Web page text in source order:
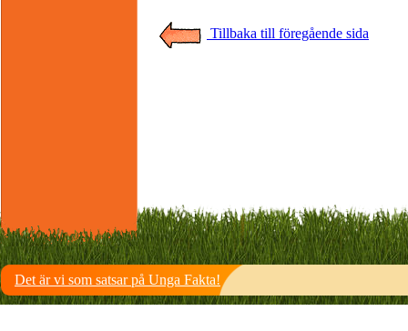
Tillbaka till föregående sida
Det är vi som satsar på Unga Fakta!